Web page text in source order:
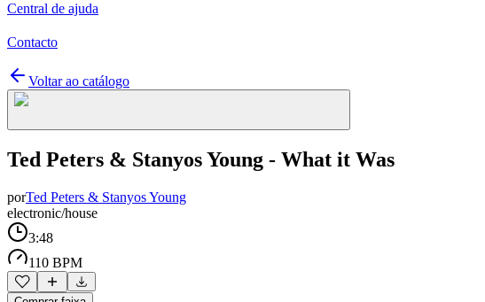
Central de ajuda
Contacto
Voltar ao catálogo
Ted Peters & Stanyos Young - What it Was
porTed Peters & Stanyos Young
electronic/house
3:48
110 BPM